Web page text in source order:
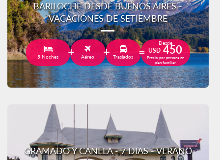
BARILOCHE DESDE BUENOS AIRES -
VACACIONES DE SETIEMBRE
5 Noches Aéreo Traslados
Desde
USD 450
Precio por persona en
plan familiar
GRAMADO Y CANELA - 7 DIAS - VERANO